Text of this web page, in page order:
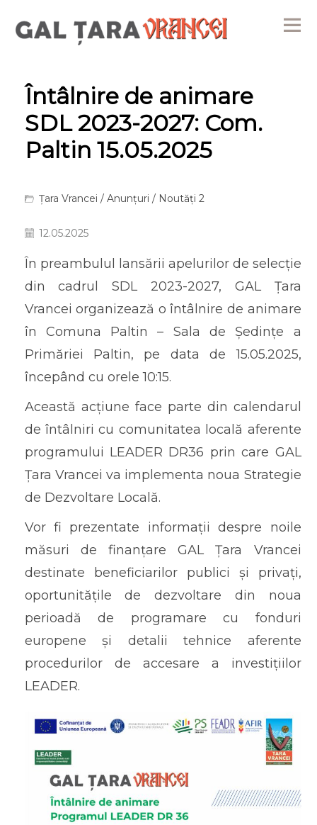
Întâlnire de animare
SDL 2023-2027: Com.
Paltin 15.05.2025
Țara Vrancei / Anunțuri / Noutăți 2
12.05.2025
În preambulul lansării apelurilor de selecție
din cadrul SDL 2023-2027, GAL Țara
Vrancei organizează o întâlnire de animare
în Comuna Paltin – Sala de Ședințe a
Primăriei Paltin, pe data de 15.05.2025,
începând cu orele 10:15.
Această acțiune face parte din calendarul
de întâlniri cu comunitatea locală aferente
programului LEADER DR36 prin care GAL
Țara Vrancei va implementa noua Strategie
de Dezvoltare Locală.
Vor fi prezentate informații despre noile
măsuri de finanțare GAL Țara Vrancei
destinate beneficiarilor publici și privați,
oportunitățile de dezvoltare din noua
perioadă de programare cu fonduri
europene și detalii tehnice aferente
procedurilor de accesare a investițiilor
LEADER.